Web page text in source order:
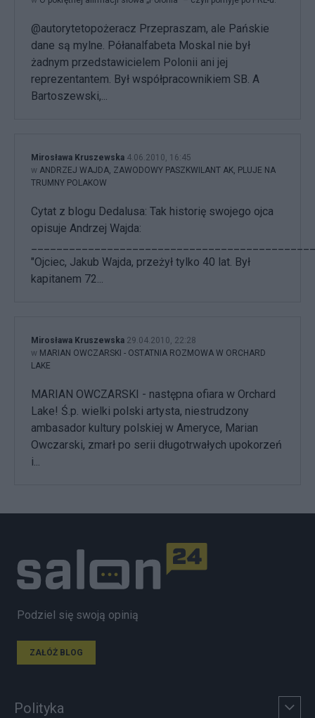
@autorytetopożeracz Przepraszam, ale Pańskie
dane są mylne. Półanalfabeta Moskal nie był
żadnym przedstawicielem Polonii ani jej
reprezentantem. Był współpracownikiem SB. A
Bartoszewski,...
Mirosława Kruszewska 4.06.2010, 16:45
w ANDRZEJ WAJDA, ZAWODOWY PASZKWILANT AK, PLUJE NA
TRUMNY POLAKOW
Cytat z blogu Dedalusa: Tak historię swojego ojca
opisuje Andrzej Wajda:
"Ojciec, Jakub Wajda, przeżył tylko 40 lat. Był
kapitanem 72...
Mirosława Kruszewska 29.04.2010, 22:28
w MARIAN OWCZARSKI - OSTATNIA ROZMOWA W ORCHARD
LAKE
MARIAN OWCZARSKI - następna ofiara w Orchard
Lake! Ś.p. wielki polski artysta, niestrudzony
ambasador kultury polskiej w Ameryce, Marian
Owczarski, zmarł po serii długotrwałych upokorzeń
i...
Podziel się swoją opinią
ZAŁÓŻ BLOG
Polityka